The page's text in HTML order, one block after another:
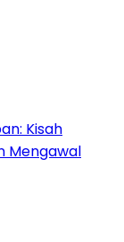
Kisah
Mengawal